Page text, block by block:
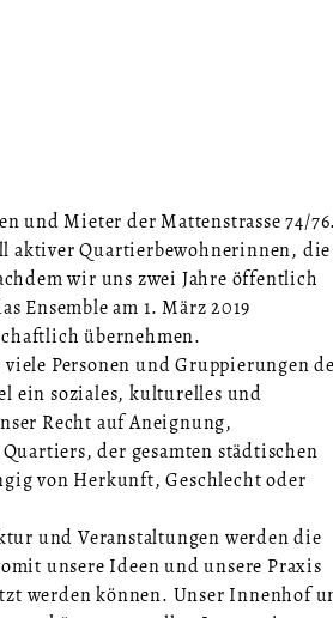
und Mieter der Mattenstrasse 74/76.
aktiver Quartierbewohnerinnen, die
wir uns zwei Jahre öffentlich
Ensemble am 1. März 2019
übernehmen.
Personen und Gruppierungen
ein soziales, kulturelles und
Recht auf Aneignung,
der gesamten städtischen
von Herkunft, Geschlecht oder
und Veranstaltungen werden die
unsere Ideen und unsere Praxis
werden können. Unser Innenhof